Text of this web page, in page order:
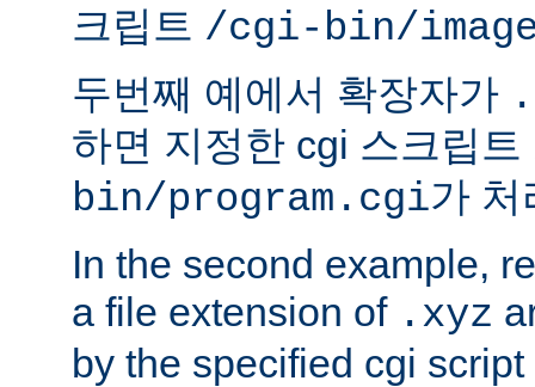
크립트 /cgi-bin/
두번째 예에서 확장자가
하면 지정한 cgi 스크립트
bin/program.cgi가 처
In the second example,
a file extension of .xyz
by the specified cgi script